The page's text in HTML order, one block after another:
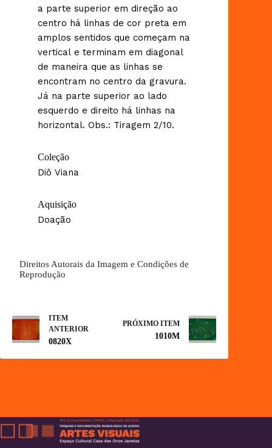
a parte superior em direção ao
centro há linhas de cor preta em
amplos sentidos que começam na
vertical e terminam em diagonal
de maneira que as linhas se
encontram no centro da gravura.
Já na parte superior ao lado
esquerdo e direito há linhas na
horizontal. Obs.: Tiragem 2/10.
Coleção
Diô Viana
Aquisição
Doação
Direitos Autorais da Imagem e Condições de
Reprodução
ITEM
ANTERIOR
0820X
PRÓXIMO ITEM
1010M